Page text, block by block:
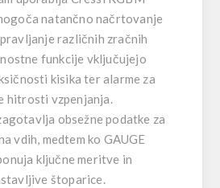
natančno načrtovanje
različnih zračnih
funkcije vključujejo
kisika ter alarme za
hitrosti vzpenjanja.
obsežne podatke za
vdih, medtem ko GAUGE
ključne meritve in
štoparice.